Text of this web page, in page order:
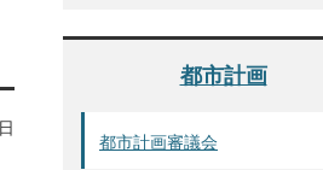
都市計画
都市計画審議会